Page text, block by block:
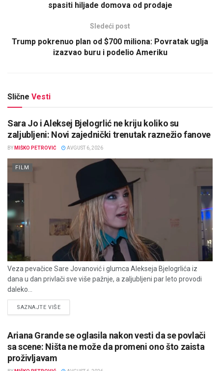
spasiti hiljade domova od prodaje
Sledeći post
Trump pokrenuo plan od $700 miliona: Povratak uglja
izazvao buru i podelio Ameriku
Slične Vesti
Sara Jo i Aleksej Bjelogrlić ne kriju koliko su
zaljubljeni: Novi zajednički trenutak raznežio fanove
BY MIŠKO PETROVIĆ AVGUST 6, 2026
FILM
Veza pevačice Sare Jovanović i glumca Alekseja Bjelogrlića iz
dana u dan privlači sve više pažnje, a zaljubljeni par leto provodi
daleko...
SAZNAJTE VIŠEDETAILS
Ariana Grande se oglasila nakon vesti da se povlači
sa scene: Ništa ne može da promeni ono što zaista
proživljavam